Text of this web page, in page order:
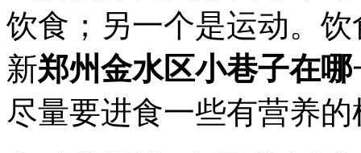
饮食；另一个是运动。
新郑州金水区小巷子在哪
尽量要进食一些有营养的